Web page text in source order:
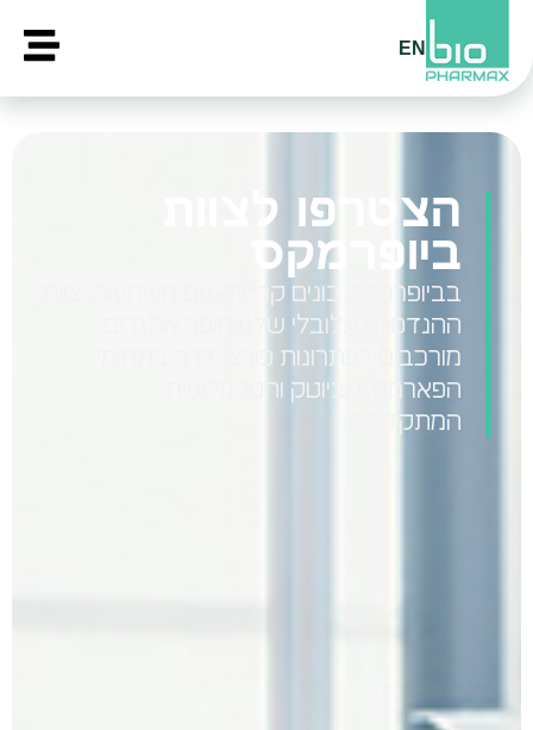
EN
הצטרפו לצוות
ביופרמקס
בביופרמקס בונים קריירה עם משמעות. צוות
ההנדסה הגלובלי שלנו הופך אתגרים
מורכבים לפתרונות פורצי דרך בתחומי
הפארמה, הביוטק והטכנולוגיות
המתקדמות.